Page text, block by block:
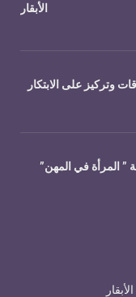
الأبقار
وتركيز على الابتكار
المرأة في المهن”